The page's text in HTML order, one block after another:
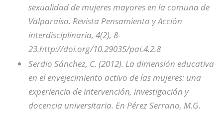
sexualidad de mujeres mayores en la comuna de
Valparaíso. Revista Pensamiento y Acción
interdisciplinaria, 4(2), 8-
23.http://doi.org/10.29035/pai.4.2.8
Serdio Sánchez, C. (2012). La dimensión educativa
en el envejecimiento activo de las mujeres: una
experiencia de intervención, investigación y
docencia universitaria. En Pérez Serrano, M.G.